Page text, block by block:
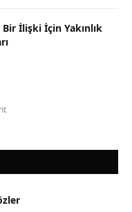
Bir İlişki İçin Yakınlık